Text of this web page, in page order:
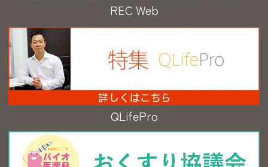
REC Web
QLifePro